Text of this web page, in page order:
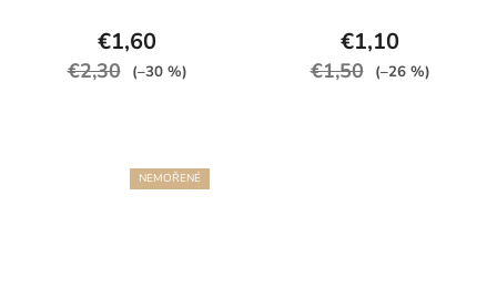
€1,60
€2,30 (–30 %)
€1,10
€1,50 (–26 %)
NEMOŘENÉ